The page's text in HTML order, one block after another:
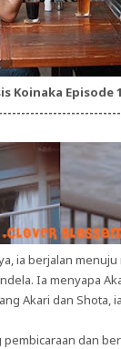
Koinaka Episode
ia berjalan menuju
Ia menyapa
Akari dan Shota,
dan